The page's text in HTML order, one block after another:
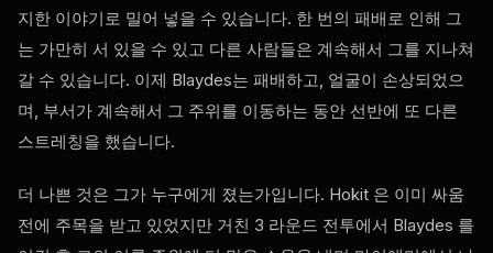
지한 이야기로 밀어 넣을 수 있습니다. 한 번의 패배로 인해 그
는 가만히 서 있을 수 있고 다른 사람들은 계속해서 그를 지나쳐
갈 수 있습니다. 이제 Blaydes는 패배하고, 얼굴이 손상되었으
며, 부서가 계속해서 그 주위를 이동하는 동안 선반에 또 다른
스트레칭을 했습니다.
더 나쁜 것은 그가 누구에게 졌는가입니다. Hokit 은 이미 싸움
전에 주목을 받고 있었지만 거친 3 라운드 전투에서 Blaydes 를